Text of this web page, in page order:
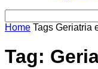
Home Tags Geriatria
Tag: